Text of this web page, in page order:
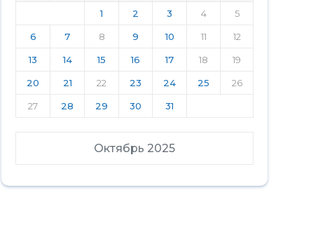
Октябрь 2025
1
2 3 4 5
6 7 8 9 10 11 12
13 14 15 16 17 18 19
20 21 22 23 24 25 26
27 28 29 30 31